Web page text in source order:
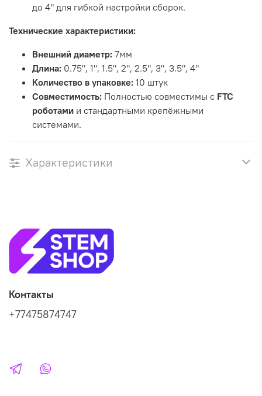
до 4" для гибкой настройки сборок.
Технические характеристики:
Внешний диаметр: 7мм
Длина: 0.75", 1", 1.5", 2", 2.5", 3", 3.5", 4"
Количество в упаковке: 10 штук
Совместимость: Полностью совместимы с FTC
роботами и стандартными крепёжными
системами.
Характеристики
Контакты
+77475874747